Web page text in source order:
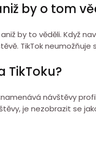
by o tom
by to věděli. Když
TikTok neumožňuje
TikToku?
návštěvy
je nezobrazit se